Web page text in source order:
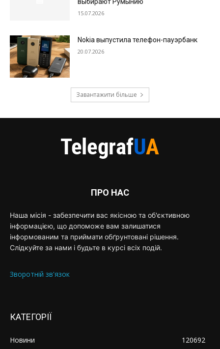
выбирают Румынию
15.07.2026
Nokia выпустила телефон-пауэрбанк
20.07.2026
Завантажити більше
ПРО НАС
Наша місія - забезпечити вас якісною та об'єктивною
інформацією, що допоможе вам залишатися
інформованим та приймати обґрунтовані рішення.
Слідкуйте за нами і будьте в курсі всіх подій.
Зворотній зв'язок
КАТЕГОРІЇ
Новини 120692